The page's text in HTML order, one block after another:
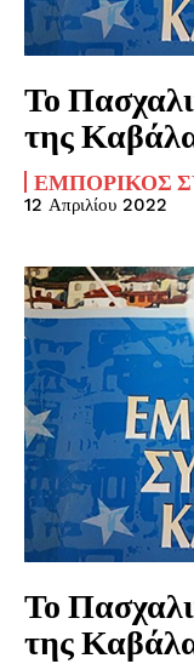
Το
της
ΕΜΠΟΡΙΚΌΣ
12 Απριλίου 2022
Το
της